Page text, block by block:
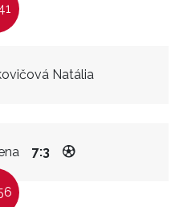
Natália
7:3